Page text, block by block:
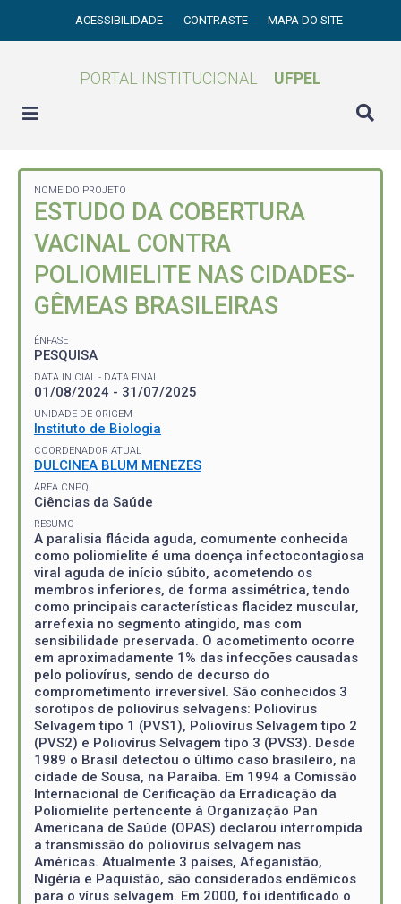
ACESSIBILIDADE CONTRASTE MAPA DO SITE
PORTAL INSTITUCIONAL UFPEL
NOME DO PROJETO
ESTUDO DA COBERTURA
VACINAL CONTRA
POLIOMIELITE NAS CIDADES-
GÊMEAS BRASILEIRAS
ÊNFASE
PESQUISA
DATA INICIAL - DATA FINAL
01/08/2024 - 31/07/2025
UNIDADE DE ORIGEM
Instituto de Biologia
COORDENADOR ATUAL
DULCINEA BLUM MENEZES
ÁREA CNPQ
Ciências da Saúde
RESUMO
A paralisia flácida aguda, comumente conhecida
como poliomielite é uma doença infectocontagiosa
viral aguda de início súbito, acometendo os
membros inferiores, de forma assimétrica, tendo
como principais características flacidez muscular,
arrefexia no segmento atingido, mas com
sensibilidade preservada. O acometimento ocorre
em aproximadamente 1% das infecções causadas
pelo poliovírus, sendo de decurso do
comprometimento irreversível. São conhecidos 3
sorotipos de poliovírus selvagens: Poliovírus
Selvagem tipo 1 (PVS1), Poliovírus Selvagem tipo 2
(PVS2) e Poliovírus Selvagem tipo 3 (PVS3). Desde
1989 o Brasil detectou o último caso brasileiro, na
cidade de Sousa, na Paraíba. Em 1994 a Comissão
Internacional de Cerificação da Erradicação da
Poliomielite pertencente à Organização Pan
Americana de Saúde (OPAS) declarou interrompida
a transmissão do poliovirus selvagem nas
Américas. Atualmente 3 países, Afeganistão,
Nigéria e Paquistão, são considerados endêmicos
para o vírus selvagem. Em 2000, foi identificado o